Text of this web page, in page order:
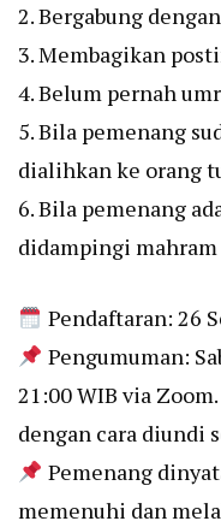
2. Bergabung
3. Membagikan
4. Belum pernah
5. Bila pemenang
dialihkan ke orang
6. Bila pemenang
didampingi
Pendaftaran: 26
Pengumuman:
21:00 WIB via
dengan cara diundi
Pemenang
memenuhi dan